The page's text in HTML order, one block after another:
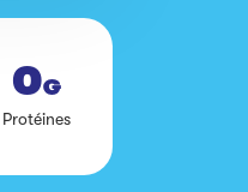
0G
Pro­téines